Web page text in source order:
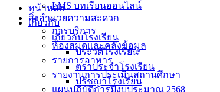
LMS บทเรียนออนไลน์
สิ่งอำนวยความสะดวก
การบริการ
ห้องสมุดและคลังข้อมูล
รายการอาหาร
รายงานการประเมินสถานศึกษา
แผนปฏิบัติการปีงบประมาณ 2568
หน้าหลัก
เกี่ยวกับ
เกี่ยวกับโรงเรียน
ประวัติโรงเรียน
ตราประจำโรงเรียน
ปรัชญาโรงเรียน